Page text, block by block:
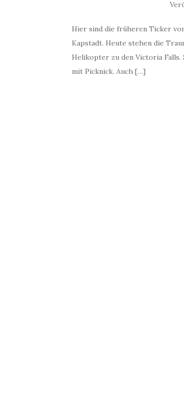
Hier sind die früheren Ticker
Kapstadt. Heute stehen die
Helikopter zu den Victoria
mit Picknick. Auch […]